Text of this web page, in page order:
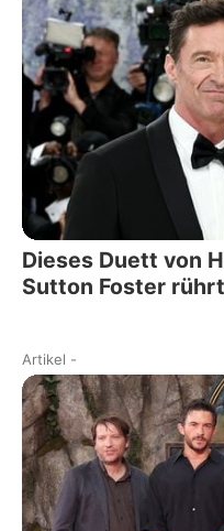
Dieses Duett von
Sutton Foster
Artikel -